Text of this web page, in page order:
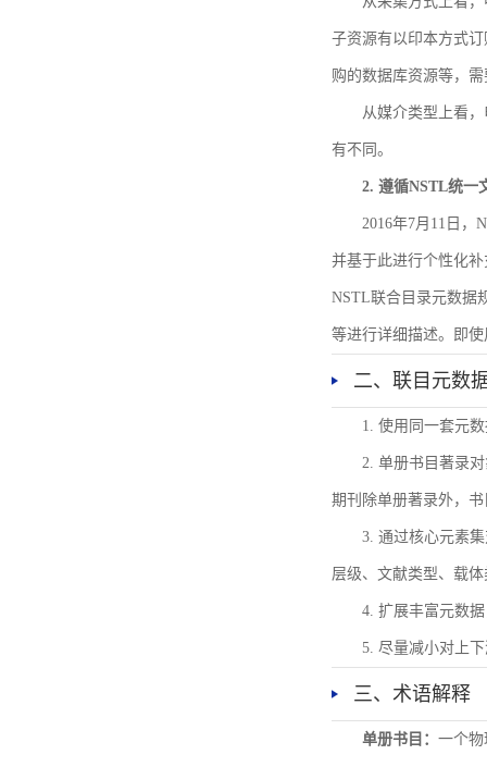
子资源有以印本方式
购的数据库资源等，
从媒介类型上看
有不同。
2. 遵循NSTL统一
2016年7月11日，
并基于此进行个性化
NSTL联合目录元数据
等进行详细描述。即
二、联目元数
1. 使用同一套元
2. 单册书目著录
期刊除单册著录外，
3. 通过核心元素
层级、文献类型、载
4. 扩展丰富元数
5. 尽量减小对上
三、术语解释
单册书目： 一个